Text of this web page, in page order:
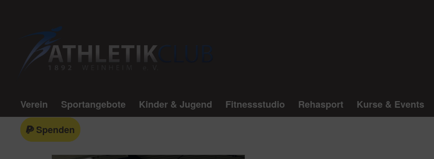
Verein Sportangebote Kinder & Jugend Fitnessstudio Rehasport Kurse & Events
Spenden